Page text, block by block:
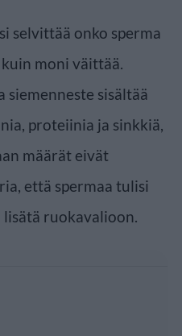
selvittää onko sperma
moni väittää.
siemenneste sisältää
proteiinia ja sinkkiä,
määrät eivät
että spermaa tulisi
ruokavalioon.